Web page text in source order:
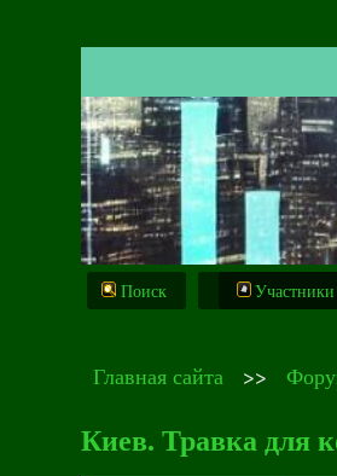
Поиск Участники
Главная сайта >>
Киев. Травка для